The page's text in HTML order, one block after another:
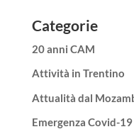
Categorie
20 anni CAM
Attività in Trentino
Attualità dal
Emergenza Covid-19